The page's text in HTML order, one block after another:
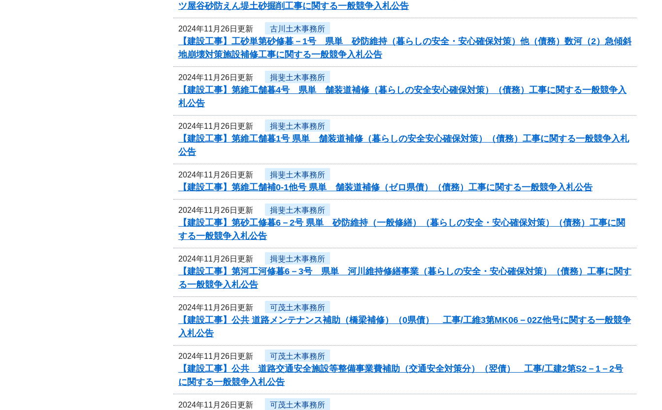
ツ屋谷砂防えん堤土砂掘削工事に関する一般競争入札公告
2024年11月26日更新 古川土木事務所
【建設工事】工砂単第砂修暮－1号 県単 砂防維持（暮らしの安全・安心確保対策）他（債務）数河（2）急傾斜
地崩壊対策施設補修工事に関する一般競争入札公告
2024年11月26日更新 揖斐土木事務所
【建設工事】第維工舗暮4号 県単 舗装道補修（暮らしの安全安心確保対策）（債務）工事に関する一般競争入
札公告
2024年11月26日更新 揖斐土木事務所
【建設工事】第維工舗暮1号 県単 舗装道補修（暮らしの安全安心確保対策）（債務）工事に関する一般競争入札
公告
2024年11月26日更新 揖斐土木事務所
【建設工事】第維工舗補0-1他号 県単 舗装道補修（ゼロ県債）（債務）工事に関する一般競争入札公告
2024年11月26日更新 揖斐土木事務所
【建設工事】第砂工修暮6－2号 県単 砂防維持（一般修繕）（暮らしの安全・安心確保対策）（債務）工事に関
する一般競争入札公告
2024年11月26日更新 揖斐土木事務所
【建設工事】第河工河修暮6－3号 県単 河川維持修繕事業（暮らしの安全・安心確保対策）（債務）工事に関す
る一般競争入札公告
2024年11月26日更新 可茂土木事務所
【建設工事】公共 道路メンテナンス補助（橋梁補修）（0県債） 工事/工維3第MK06－02Z他号に関する一般競争
入札公告
2024年11月26日更新 可茂土木事務所
【建設工事】公共 道路交通安全施設等整備事業費補助（交通安全対策分）（翌債） 工事/工建2第S2－1－2号
に関する一般競争入札公告
2024年11月26日更新 可茂土木事務所